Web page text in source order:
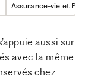
Assurance-vie et
aussi sur
avec la même
chez